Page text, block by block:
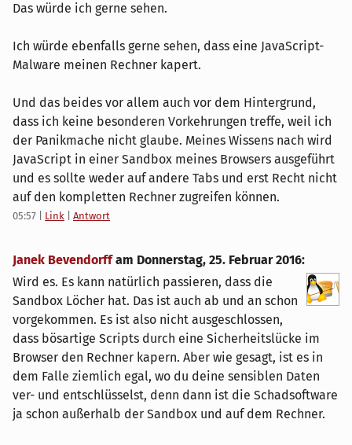
Das würde ich gerne sehen.
Ich würde ebenfalls gerne sehen, dass eine JavaScript-
Malware meinen Rechner kapert.
Und das beides vor allem auch vor dem Hintergrund,
dass ich keine besonderen Vorkehrungen treffe, weil ich
der Panikmache nicht glaube. Meines Wissens nach wird
JavaScript in einer Sandbox meines Browsers ausgeführt
und es sollte weder auf andere Tabs und erst Recht nicht
auf den kompletten Rechner zugreifen können.
05:57 Link Antwort
Janek Bevendorffam Donnerstag, 25. Februar 2016:
Wird es. Es kann natürlich passieren, dass die
Sandbox Löcher hat. Das ist auch ab und an schon
vorgekommen. Es ist also nicht ausgeschlossen,
dass bösartige Scripts durch eine Sicherheitslücke im
Browser den Rechner kapern. Aber wie gesagt, ist es in
dem Falle ziemlich egal, wo du deine sensiblen Daten
ver- und entschlüsselst, denn dann ist die Schadsoftware
ja schon außerhalb der Sandbox und auf dem Rechner.